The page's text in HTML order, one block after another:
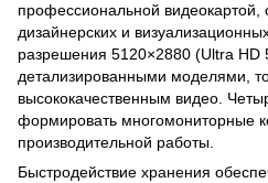
профессиональной видеокартой,
дизайнерских и
разрешения 5120×2880 (Ultra HD
детализированными моделями,
высококачественным видео.
формировать многомониторные
производительной работы.
Быстродействие хранения